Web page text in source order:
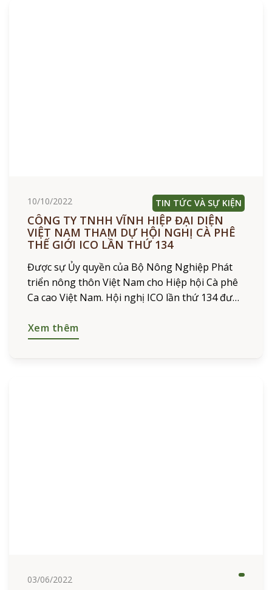
10/10/2022 TIN TỨC VÀ SỰ KIỆN
CÔNG TY TNHH VĨNH HIỆP ĐẠI DIỆN
VIỆT NAM THAM DỰ HỘI NGHỊ CÀ PHÊ
THẾ GIỚI ICO LẦN THỨ 134
Được sự Ủy quyền của Bộ Nông Nghiệp Phát
triển nông thôn Việt Nam cho Hiệp hội Cà phê
Ca cao Việt Nam. Hội nghị ICO lần thứ 134 được
Xem thêm
03/06/2022